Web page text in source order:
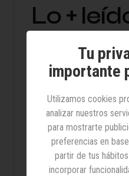
Lo +
14
bonitas
día sin
El impacto
en los
fibromialgia
Tu
importante
Utilizamos cookies
analizar nuestros
para mostrarte
preferencias en
partir de tus
incorporar